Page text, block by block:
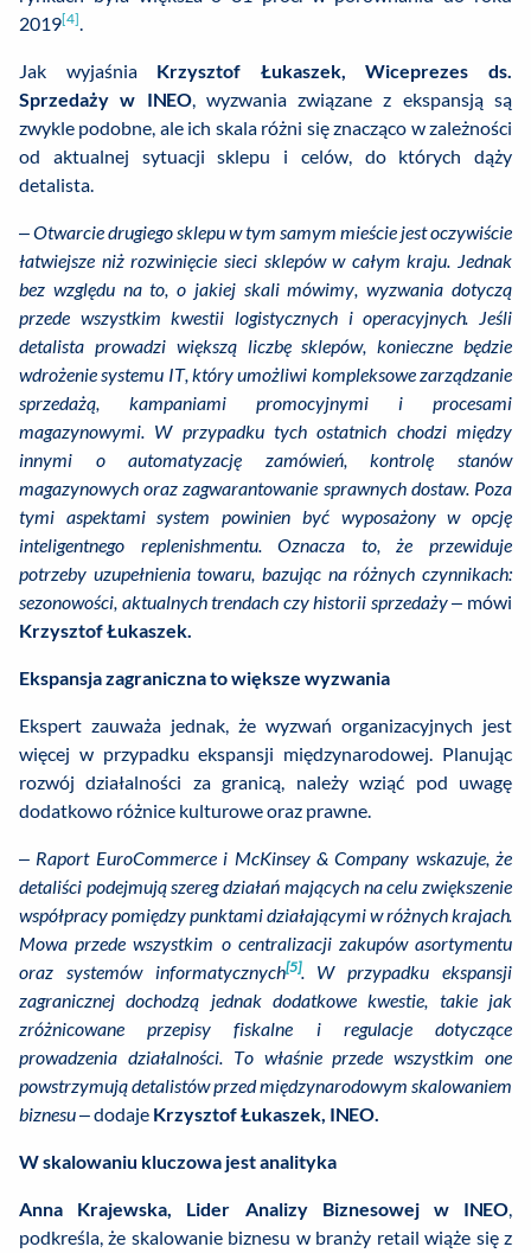
2019[4].
Jak wyjaśnia Krzysztof Łukaszek, Wiceprezes ds.
Sprzedaży w INEO, wyzwania związane z ekspansją są
zwykle podobne, ale ich skala różni się znacząco w zależności
od aktualnej sytuacji sklepu i celów, do których dąży
detalista.
–Otwarcie drugiego sklepu w tym samym mieście jest oczywiście
łatwiejsze niż rozwinięcie sieci sklepów w całym kraju. Jednak
bez względu na to, o jakiej skali mówimy, wyzwania dotyczą
przede wszystkim kwestii logistycznych i operacyjnych. Jeśli
detalista prowadzi większą liczbę sklepów, konieczne będzie
wdrożenie systemu IT, który umożliwi kompleksowe zarządzanie
sprzedażą, kampaniami promocyjnymi i procesami
magazynowymi. W przypadku tych ostatnich chodzi między
innymi o automatyzację zamówień, kontrolę stanów
magazynowych oraz zagwarantowanie sprawnych dostaw. Poza
tymi aspektami system powinien być wyposażony w opcję
inteligentnego replenishmentu. Oznacza to, że przewiduje
potrzeby uzupełnienia towaru, bazując na różnych czynnikach:
sezonowości, aktualnych trendach czy historii sprzedaży– mówi
Krzysztof Łukaszek.
Ekspansja zagraniczna to większe wyzwania
Ekspert zauważa jednak, że wyzwań organizacyjnych jest
więcej w przypadku ekspansji międzynarodowej. Planując
rozwój działalności za granicą, należy wziąć pod uwagę
dodatkowo różnice kulturowe oraz prawne.
– Raport EuroCommerce i McKinsey & Company wskazuje, że
detaliści podejmują szereg działań mających na celu zwiększenie
współpracy pomiędzy punktami działającymi w różnych krajach.
Mowa przede wszystkim o centralizacji zakupów asortymentu
oraz systemów informatycznych[5]. W przypadku ekspansji
zagranicznej dochodzą jednak dodatkowe kwestie, takie jak
zróżnicowane przepisy fiskalne i regulacje dotyczące
prowadzenia działalności. To właśnie przede wszystkim one
powstrzymują detalistów przed międzynarodowym skalowaniem
biznesu– dodaje Krzysztof Łukaszek, INEO.
W skalowaniu kluczowa jest analityka
Anna Krajewska, Lider Analizy Biznesowej w INEO,
podkreśla, że skalowanie biznesu w branży retail wiąże się z